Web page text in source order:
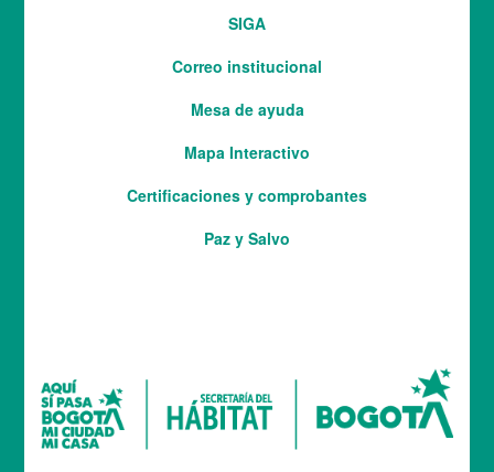
SIGA
Correo institucional
Mesa de ayuda
Mapa Interactivo
ServicesCertificaciones y comprobantes
Paz y Salvo